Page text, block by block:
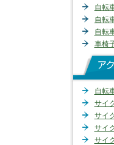
自転
自転
自転
車椅
自転
サイ
サイ
サイ
サイ